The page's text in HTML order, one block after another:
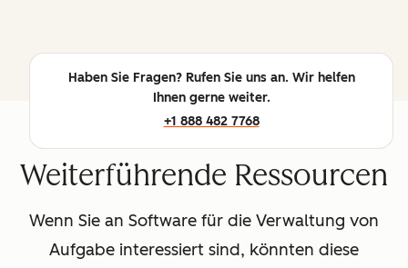
Haben Sie Fragen? Rufen Sie uns an. Wir helfen
Ihnen gerne weiter.
+1 888 482 7768
Weiterführende Ressourcen
Wenn Sie an Software für die Verwaltung von
Aufgabe interessiert sind, könnten diese